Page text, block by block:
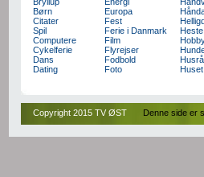
Børn
Citater
Spil
Computere
Cykelferie
Dans
Dating
Europa
Fest
Ferie i Danmark
Film
Flyrejser
Fodbold
Foto
Heste
Huset
Copyright 2015 TV ØST Denne side er